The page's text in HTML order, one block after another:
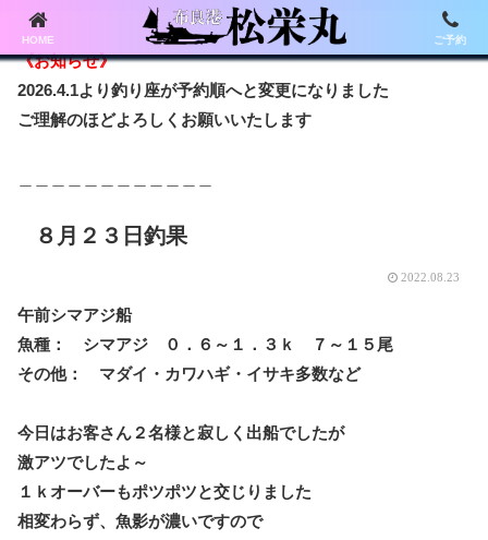
《お知らせ》
2026.4.1より釣り座が予約順へと変更になりました
ご理解のほどよろしくお願いいたします
８月２３日釣果
2022.08.23
午前シマアジ船
魚種： シマアジ ０．６～１．３ｋ ７～１５尾
その他： マダイ・カワハギ・イサキ多数など
今日はお客さん２名様と寂しく出船でしたが
激アツでしたよ～
１ｋオーバーもポツポツと交じりました
相変わらず、魚影が濃いですので
HOME ご予約